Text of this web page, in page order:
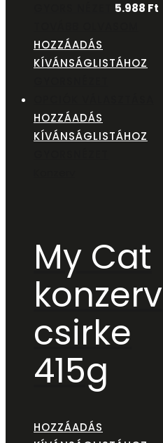
5.988 Ft
HOZZÁADÁS
KÍVÁNSÁGLISTÁHOZ
HOZZÁADÁS
KÍVÁNSÁGLISTÁHOZ
My Cat
konzerv
csirke
415g
HOZZÁADÁS